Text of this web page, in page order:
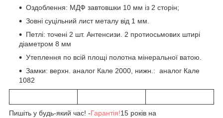
Оздоблення: МДФ завтовшки 10 мм із 2 сторін;
Зовні суцільний лист металу від 1 мм.
Петлі: точені 2 шт. Антенсизи. 2 протиосьмових штирі
діаметром 8 мм
Утеплення по всій площі полотна мінеральної ватою.
Замки: верхн. аналог Кале 2000, нижн.: аналог Кале
1082
Пишіть у будь-який час! -Гарантія!15 років на